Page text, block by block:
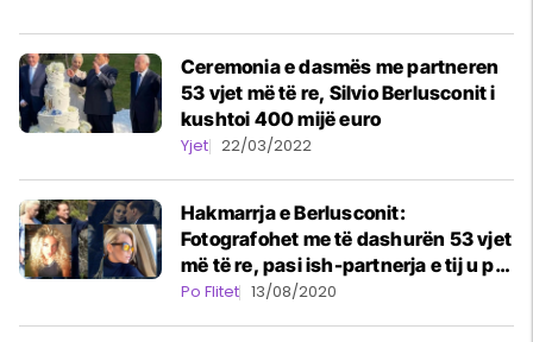
Ceremonia e dasmës me partneren
53 vjet më të re, Silvio Berlusconit i
kushtoi 400 mijë euro
Yjet 22/03/2022
Hakmarrja e Berlusconit:
Fotografohet me të dashurën 53 vjet
më të re, pasi ish-partnerja e tij u pa
duke u puthur me një femër
Po Flitet 13/08/2020